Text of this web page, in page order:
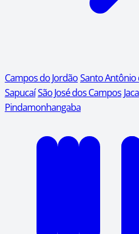
Campos do JordãoSanto Antônio
SapucaíSão José dos Campos
Pindamonhangaba